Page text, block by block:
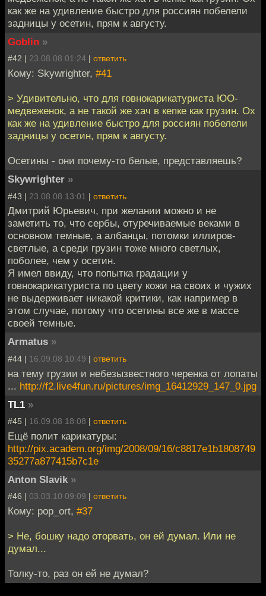
как же на удивление быстро для россиян побелели
задницы у осетин, прям к августу.
Goblin »
#42 | 23.08.08 01:24 | ответить
Кому: Skywrighter, #41
> Удивительно, что для говнокарикатуриста ЮО-
медвеженок, а не такой же хач в кепке как грузин. Ох
как же на удивление быстро для россиян побелели
задницы у осетин, прям к августу.
Осетины - они почему-то белые, представляешь?
Skywrighter »
#43 | 23.08.08 13:01 | ответить
Дмитрий Юрьевич, при желании можно и не
заметить то, что сербы, отуречиваемые веками в
основном темные, а албанцы, потомки иллиров-
светлые, а среди грузин тоже много светлых,
поболее, чем у осетин.
Я имел ввиду, что попытка градации у
говнокарикатуриста по цвету кожи на своих и чужих
не выдерживает никакой критики, как например в
этом случае, потому что осетины все же в массе
своей темные.
Armatus »
#44 | 16.09.08 10:49 | ответить
на тему грузии и небезызвестного черенка от лопаты
... http://f2.live4fun.ru/pictures/img_16412929_147_0.jpg
TL1 »
#45 | 16.09.08 18:08 | ответить
Ещё полит карикатуры:
http://pix.academ.org/img/2008/09/16/c8817e1b1808749
35277a877415b7c1e
Anton Slavik »
#46 | 03.03.10 09:09 | ответить
Кому: pop_ort, #37
> Не, бошку надо оторвать, он ей думал. Или не
думал...
Толку-то, раз он ей не думал?